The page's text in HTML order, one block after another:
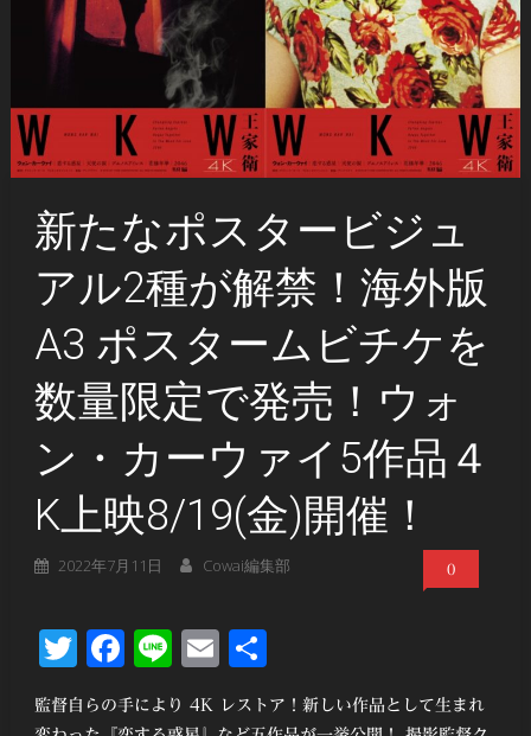
新たなポスタービジュ
アル2種が解禁！海外版
A3 ポスタームビチケを
数量限定で発売！ウォ
ン・カーウァイ5作品４
K上映8/19(金)開催！
2022年7月11日 Cowai編集部 0
Twitter
Facebook
LineEmail
監督自らの手により 4K レストア！新しい作品として生まれ